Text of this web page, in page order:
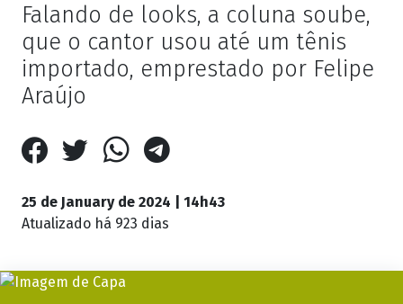
Falando de looks, a coluna soube,
que o cantor usou até um tênis
importado, emprestado por Felipe
Araújo
25 de January de 2024 | 14h43
Atualizado há 923 dias